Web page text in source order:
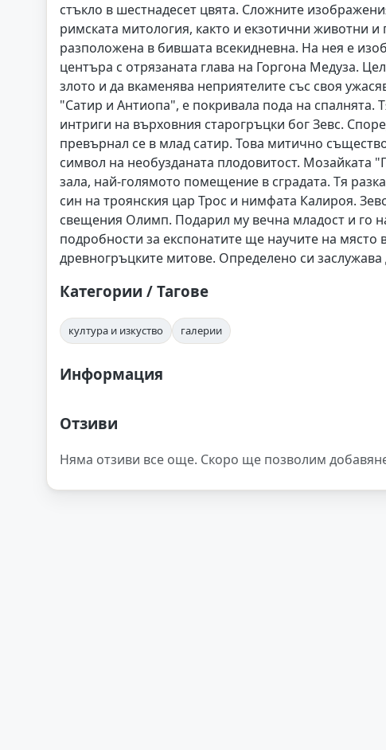
стъкло в шестнадесет цвята. Сложните
римската митология, както и екзотични животни
разположена в бившата всекидневна. На нея е
центъра с отрязаната глава на Горгона Медуза.
злото и да вкаменява неприятелите със своя
"Сатир и Антиопа", е покривала пода на
интриги на върховния старогръцки бог Зевс.
превърнал се в млад сатир. Това митично
символ на необузданата плодовитост. Мозайката
зала, най-голямото помещение в сградата. Тя
син на троянския цар Трос и нимфата Калироя.
свещения Олимп. Подарил му вечна младост и го
подробности за експонатите ще научите на място
древногръцките митове. Определено си заслужава
Категории / Тагове
култура и изкуство галерии
Информация
Отзиви
Няма отзиви все още. Скоро ще позволим